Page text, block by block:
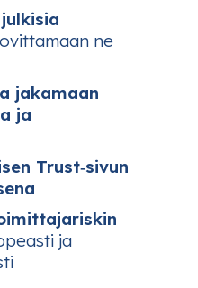
ne
jakamaan
ja
Trust‑sivun
ja